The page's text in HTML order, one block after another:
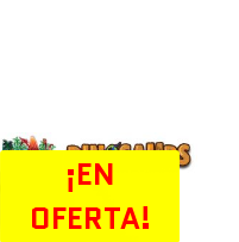
¡EN
OFERTA!